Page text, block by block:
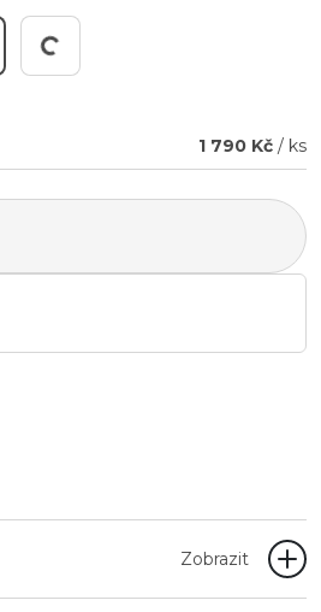
Pracuji...
1 790 Kč / ks
Zobrazit